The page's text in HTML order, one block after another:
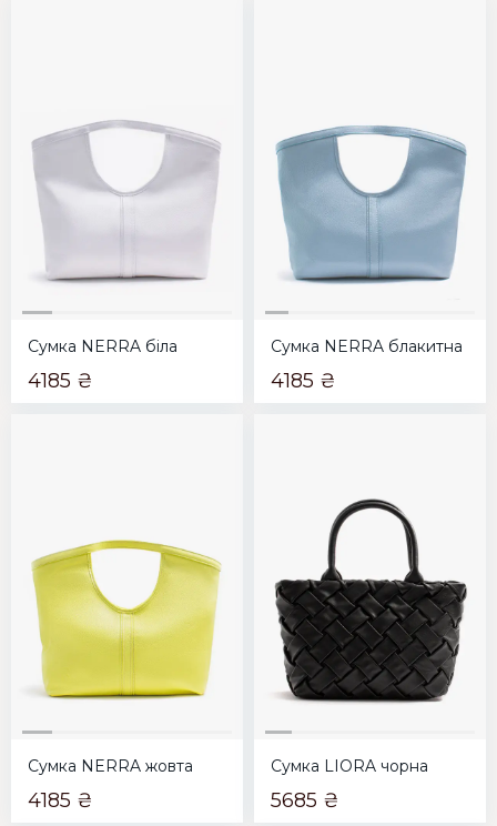
Сумка NERRA біла
4185 ₴
Сумка NERRA блакитна
4185 ₴
Сумка NERRA жовта
4185 ₴
Сумка LIORA чорна
5685 ₴